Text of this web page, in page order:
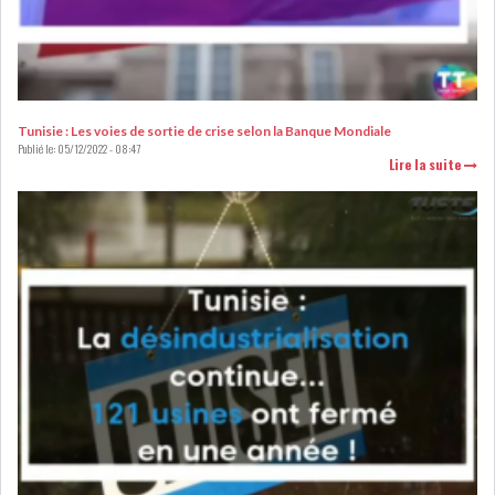
FINANCE
FISCALITE
ENTRÉE EN VIGUEUR DE LA
TAXE SUR LE PATR...
FISCALITÉ : LONGUE LISTE
DES ACTIVITÉS Q...
BOURSE DE TUNIS : UN OUTIL
Tunisie : Les voies de sortie de crise selon la Banque Mondiale
Publié le:05/12/2022 - 08:47
Lire la suite